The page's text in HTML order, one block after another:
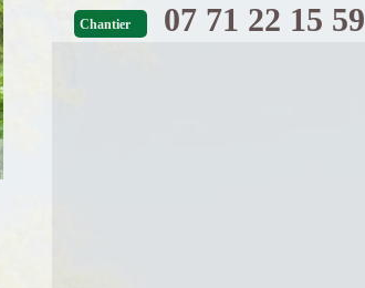
Chantier 07 71 22 15 59